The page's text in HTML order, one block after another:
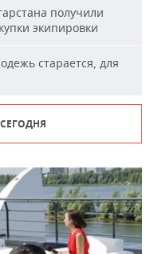
получили
экипировки
старается, для